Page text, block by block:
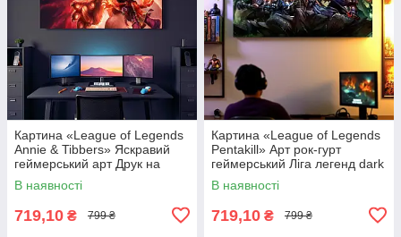
Картина «League of Legends
Annie & Tibbers» Яскравий
геймерський арт Друк на
полотні Ліга легенд 60х40 см
В наявності
719,10 ₴ 799 ₴
Картина «League of Legends
Pentakill» Арт рок-гурт
геймерський Ліга легенд dark
fantasy Друк на картині
полотно 60х40 см
В наявності
719,10 ₴ 799 ₴